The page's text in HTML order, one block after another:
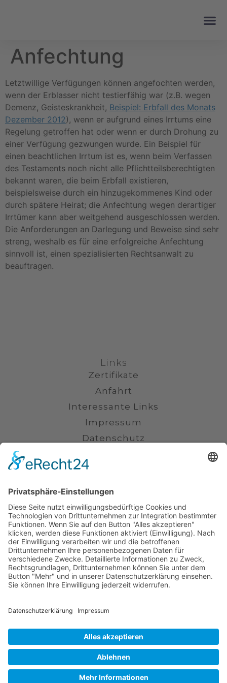
Anfechtung
Letztwillige Verfügungen können angefochten werden,
wenn der Erblasser nicht testierfähig war (z.B. wegen
Demenz, Geisteskrankheit, Beispiel: Erbfall des Monats
Dezember 2012), wenn er aufgrund eines Irrtums eine
Regelung getroffen hat oder wenn er durch Drohung zu
einer Verfügung gezwungen wurde. Ein Beispiel für
einen beachtlichen Irrtum ist es, wenn beim Verfassen
des Testaments noch nicht alle Pflichtteilsberechtigten
bekannt waren, die beim Erbfall existieren,
beispielsweise durch ein hinzugekommenes Kind oder
durch spätere Heirat; die Anfechtung wegen derartiger
Irrtümer kann aber weitgehend ausgeschlossen werden.
Die Anforderungen an Darlegung und Beweise sind sehr
streng, weshalb es für eine erfolgreiche Anfechtung
sinnvoll ist, einen spezialisierten Rechtsanwalt zu
beauftragen.
Links
Zertifikate
Anfahrt
Interessante Links
Impressum
Datenschutz
info@kanzlei-smannheim.de
Uhlandstraße 16, 70182 Stuttgart